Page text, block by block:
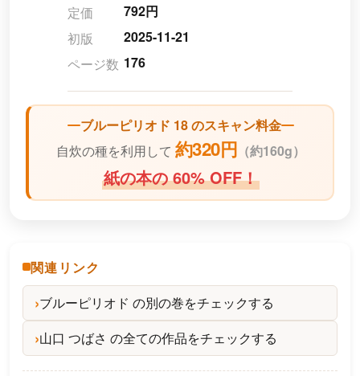
定価
792円
初版
2025-11-21
ページ数 176
ブルーピリオド 18 のスキャン料金
自炊の種を利用して 約320円 （約160g）
紙の本の 60% OFF！
関連リンク
ブルーピリオド の別の巻をチェックする
山口 つばさ の全ての作品をチェックする